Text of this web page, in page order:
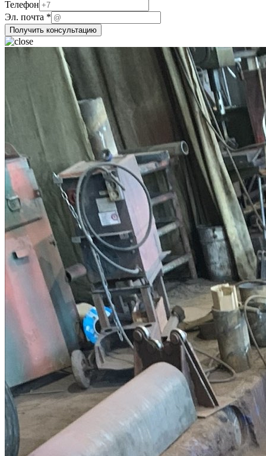
Телефон
Эл. почта *
Получить консультацию